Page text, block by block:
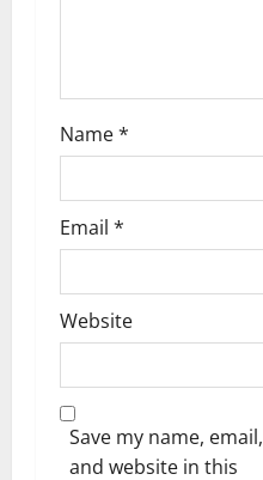
Name*
Email *
Website
Save my name, email,
and website in this